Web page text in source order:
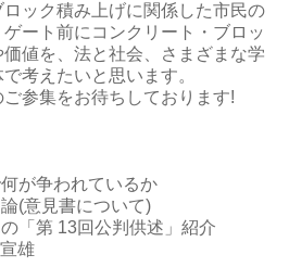
ック積み上げに関係した市民の
ート前にコンクリート・ブロッ
値を、法と社会、さまざまな学
考えたいと思います。
参集をお待ちしております!
が争われているか
(意見書について)
「第 13回公判供述」紹介
雄